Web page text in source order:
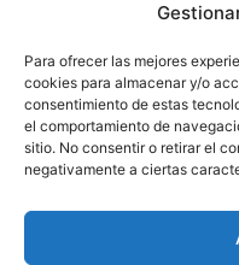
Para ofrecer las mejores
cookies para almacenar y/o
consentimiento de estas
el comportamiento de
sitio. No consentir o retirar el
negativamente a ciertas